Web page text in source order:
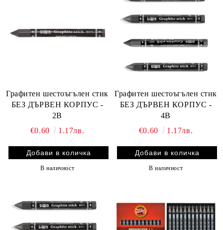
Графитен шестоъгълен стик
БЕЗ ДЪРВЕН КОРПУС -
2B
€0.60
1.17лв.
В наличност
Графитен шестоъгълен стик
БЕЗ ДЪРВЕН КОРПУС -
4B
€0.60
1.17лв.
В наличност